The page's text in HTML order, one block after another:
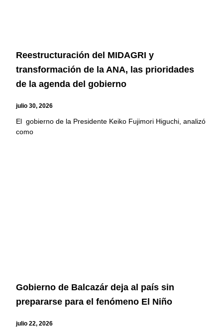
Reestructuración del MIDAGRI y
transformación de la ANA, las prioridades
de la agenda del gobierno
julio 30, 2026
El gobierno de la Presidente Keiko Fujimori Higuchi, analizó
como
Gobierno de Balcazár deja al país sin
prepararse para el fenómeno El Niño
julio 22, 2026